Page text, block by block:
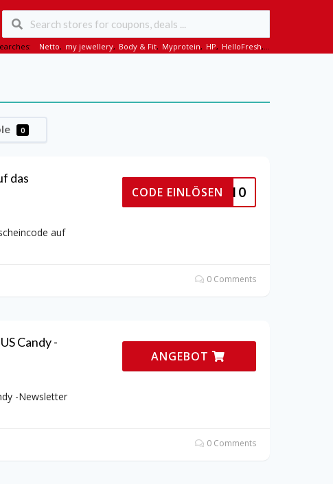
Netto, my jewellery, Body & Fit, Myprotein, HP, HelloFresh,...
0
das
auf
ELCOME10
CODE EINLÖSEN
0 Comments
Candy -
-Newsletter
ANGEBOT
0 Comments